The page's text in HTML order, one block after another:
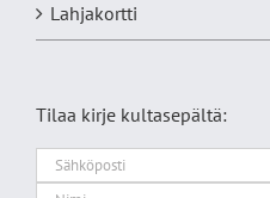
Lahjakortti
Tilaa kirje kultasepältä: